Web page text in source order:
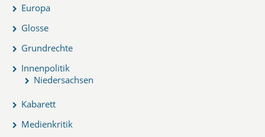
Europa
Glosse
Grundrechte
Innenpolitik
Niedersachsen
Kabarett
Medienkritik